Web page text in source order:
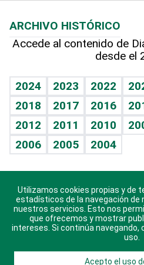
Hablando con el pediatra
Vida y familia
Eñe
Celebrando la vida
Sin complejos
En pocas palabras
Escuchando al corazón
Economía Personal
Línea de hit
TBT Deportivo
Hecho en casa
Guía del dinero
Cumpleaños
Horóscopos
Crucigramas
ARCHIVO HISTÓRICO
Accede al contenido de
desde el
2024 2023 2022
2018
2017 2016
2012
2011 2010
2006
2005 2004
Descarga nuestras
sistema
Utilizamos cookies propias y de
estadísticos de la navegación de
nuestros servicios. Esto nos
que ofrecemos y mostrar
intereses. Si continúa navegando,
uso.
Acepto el uso